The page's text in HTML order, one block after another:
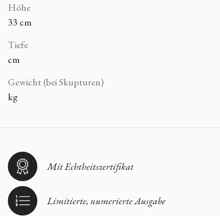
Höhe
33 cm
Tiefe
cm
Gewicht (bei Skupturen)
kg
Mit Echtheitszertifikat
Limitierte, numerierte Ausgabe